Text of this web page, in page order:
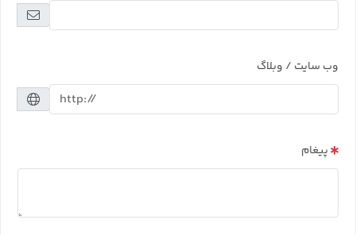
وب سایت / وبلاگ
پیغام